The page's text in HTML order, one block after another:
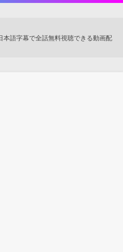
本語字幕で全話無料視聴できる動画配